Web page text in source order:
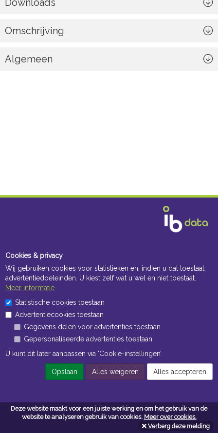
Deze website maakt voor een juiste werking en om het gebruik van de
website te analyseren gebruik van cookies. Meer over cookies.
Verberg deze melding
Downloads
Omschrijving
Algemeen
Openingstijden Kantoor
ma t/m vr 8:30 uur tot 17:00 uur
Openingstijden Magazijn
ma t/m vr 7:00 uur tot 16:30 uur
Algemene voorwaarden
Cookies & privacy
Wij gebruiken cookies voor statistieken en, indien u dat toestaat,
advertentiedoeleinden. U kiest zelf wat u wel en niet toestaat.
Meer informatie
Statistische cookies toestaan
Advertentiecookies toestaan
Gegevens delen voor advertenties toestaan
Gepersonaliseerde advertenties toestaan
U kunt dit later aanpassen via ‘Cookie-instellingen’.
Opslaan Alles weigeren Alles accepteren